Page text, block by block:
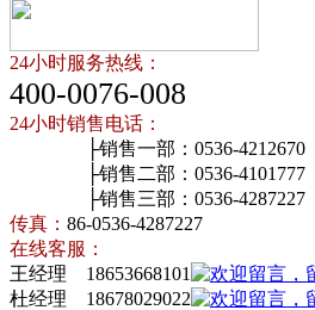
24小时服务热线：
400-0076-008
24小时销售电话：
├销售一部：0536-4212670
├销售二部：0536-4101777
├销售三部：0536-4287227
传真： 86-0536-4287227
在线客服：
王经理 18653668101
杜经理 18678029022